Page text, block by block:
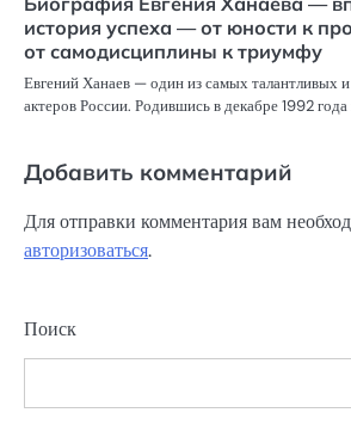
история успеха — от юности к
от самодисциплины к триумфу
Евгений Ханаев — один из самых талантливых
актеров России. Родившись в декабре 1992
Добавить комментарий
Для отправки комментария вам
авторизоваться.
Поиск